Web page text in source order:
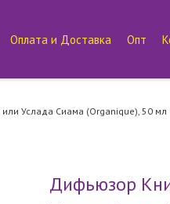
Оплата и Доставка Опт
Услада Сиама (Organique), 50 мл
Дифьюзор